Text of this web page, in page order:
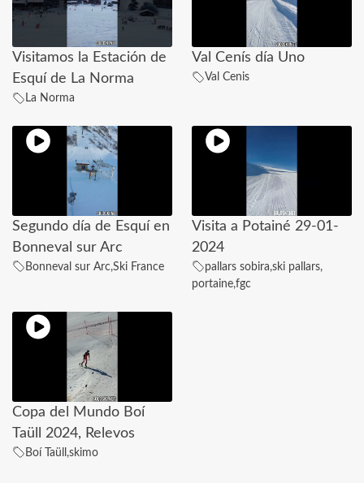
Visitamos la Estación de
Esquí de La Norma
La Norma
Val Cenís día Uno
Val Cenis
Segundo día de Esquí en
Bonneval sur Arc
Bonneval sur Arc,Ski France
Visita a Potainé 29-01-
2024
pallars sobira,ski pallars,
portaine,fgc
Copa del Mundo Boí
Taüll 2024, Relevos
Boí Taüll ,skimo